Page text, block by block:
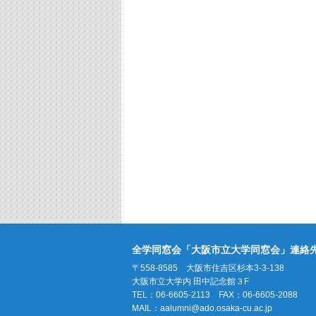
全学同窓会「大阪市立大学同窓会」連絡
〒558-8585 大阪市住吉区杉本3-3-138
大阪市立大学内 田中記念館３F
TEL：06-6605-2113 FAX：06-6605-2088
MAIL： aalumni@ado.osaka-cu.ac.jp